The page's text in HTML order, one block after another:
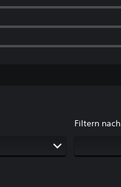
Filtern nach